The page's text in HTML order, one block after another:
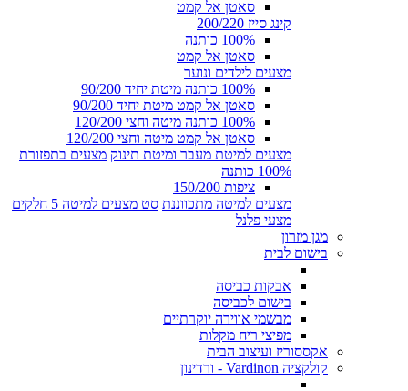
סאטן אל קמט
קינג סייז 200/220
100% כותנה
סאטן אל קמט
מצעים לילדים ונוער
100% כותנה מיטת יחיד 90/200
סאטן אל קמט מיטת יחיד 90/200
100% כותנה מיטה וחצי 120/200
סאטן אל קמט מיטה וחצי 120/200
מצעים למיטת מעבר ומיטת תינוק מצעים בתפזורת
100% כותנה
ציפות 150/200
מצעים למיטה מתכווננת סט מצעים למיטה 5 חלקים
מצעי פלנל
מגן מזרון
בישום לבית
אבקות כביסה
בישום לכביסה
מבשמי אווירה יוקרתיים
מפיצי ריח מקלות
אקססוריז ועיצוב הבית
קולקציה Vardinon - ורדינון